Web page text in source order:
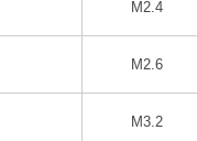
M2.4
M2.6
M3.2